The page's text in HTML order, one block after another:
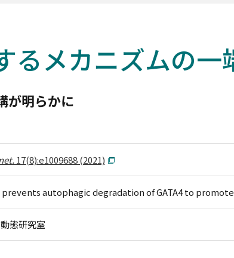
るメカニズムの一
が明らかに
17(8):e1009688 (2021)
prevents autophagic degradation of GATA4 to
態研究室